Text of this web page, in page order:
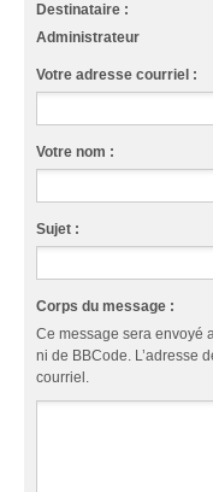
Destinataire :
Administrateur
Votre adresse courriel :
Votre nom :
Sujet :
Corps du message :
Ce message sera envoyé
ni de BBCode. L’adresse
courriel.